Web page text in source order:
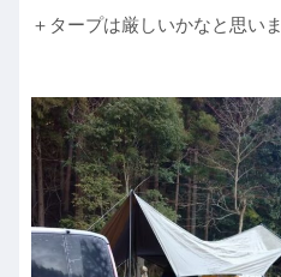
＋タープは厳しいかなと思いま